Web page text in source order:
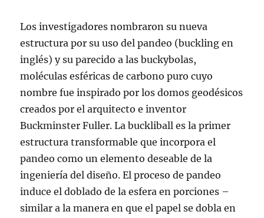
Los investigadores nombraron su nueva
estructura por su uso del pandeo (buckling en
inglés) y su parecido a las buckybolas,
moléculas esféricas de carbono puro cuyo
nombre fue inspirado por los domos geodésicos
creados por el arquitecto e inventor
Buckminster Fuller. La buckliball es la primer
estructura transformable que incorpora el
pandeo como un elemento deseable de la
ingeniería del diseño. El proceso de pandeo
induce el doblado de la esfera en porciones –
similar a la manera en que el papel se dobla en